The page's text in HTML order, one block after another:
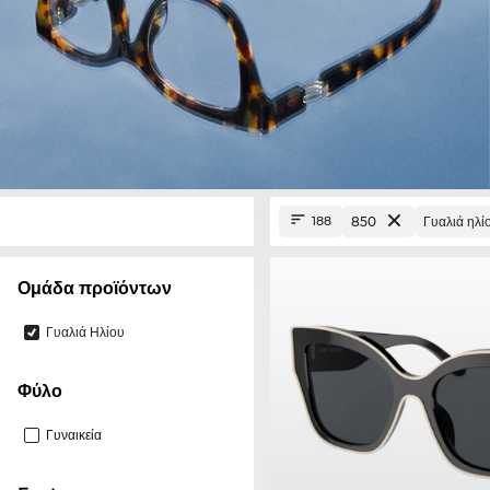
Ομάδα προϊόντων
Γυαλιά Ηλίου
Φύλο
Γυναικεία
188 850 Γυαλιά